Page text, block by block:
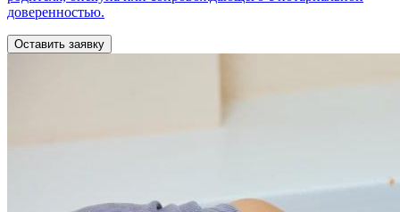
доверенностью.
Оставить заявку